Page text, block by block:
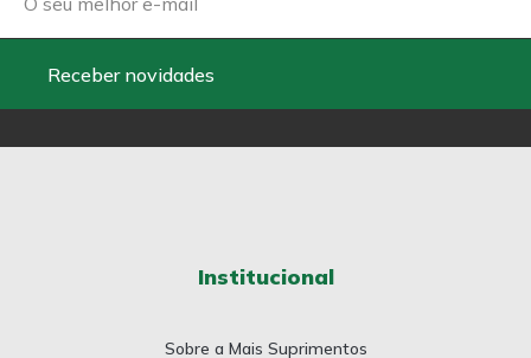
Receber novidades
Institucional
Sobre a Mais Suprimentos